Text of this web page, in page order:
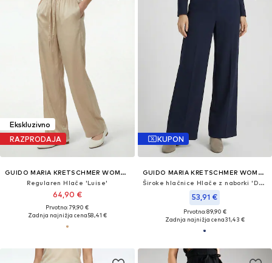
Ekskluzivno
RAZPRODAJA
GUIDO MARIA KRETSCHMER WOMEN
Regularen Hlače 'Luise'
64,90 €
Prvotno: 79,90 €
Zadnja najnižja cena58,41 €
KUPON
GUIDO MARIA KRETSCHMER WOMEN
Široke hlačnice Hlače z naborki 'Dorina'
53,91 €
Prvotno: 89,90 €
Zadnja najnižja cena31,43 €